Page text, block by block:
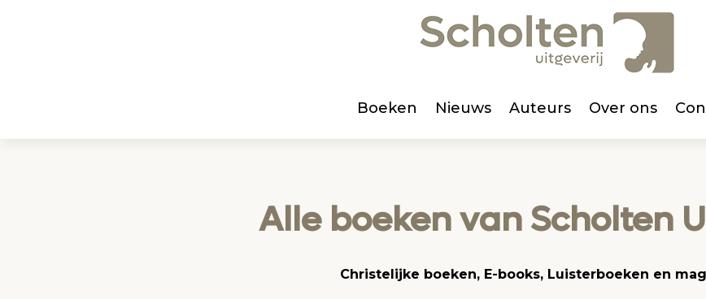
Boeken Nieuws Auteurs Over ons
Alle boeken van Scholten
Christelijke boeken, E-books, Luisterboeken en